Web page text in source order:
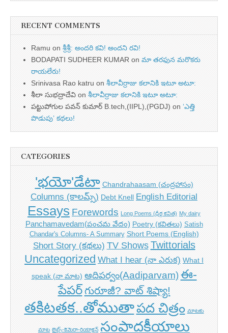
RECENT COMMENTS
Ramu on శ్రీశ్రీ: అందరి కవి! అందని రవి!
BODAPATI SUDHEER KUMAR on మా తరఫున మరొకరు
రాయలేరు!
Srinivasa Rao katru on శీలావీర్రాజు కలానికి ఇటూ అటూ:
శీలా సుభద్రాదేవి on శీలావీర్రాజు కలానికి ఇటూ అటూ:
పట్టుపోగుల పవన్ కుమార్ B.tech,(IIPL),(PGDJ) on ‘ఎత్తి
పొడుపు’ కథలు!
CATEGORIES
'భయో'డేటా Chandrahaasam (చంద్రహాసం)
Columns (కాలమ్స్) Debt Knell English Editorial
Essays Forewords Long Poems (ధీర్గ కవిత) My dairy
Panchamavedam(పంచమ వేదం) Poetry (కవితలు) Satish
Chandar's Columns- A Summary Short Poems (English)
Short Story (కథలు) TV Shows Twittorials
Uncategorized What I hear (నా ఎరుక) What I
speak (నా మాట) ఆదిపర్వం(Aadiparvam) ఈ-
పేపర్గురూజీ? వాట్ శిష్యా!
తకిటతక..తోముతాపద చిత్రం మాటకు
మాట లైట్స్-కెమెరా-రియాక్షన్ సంపాదకీయాలు